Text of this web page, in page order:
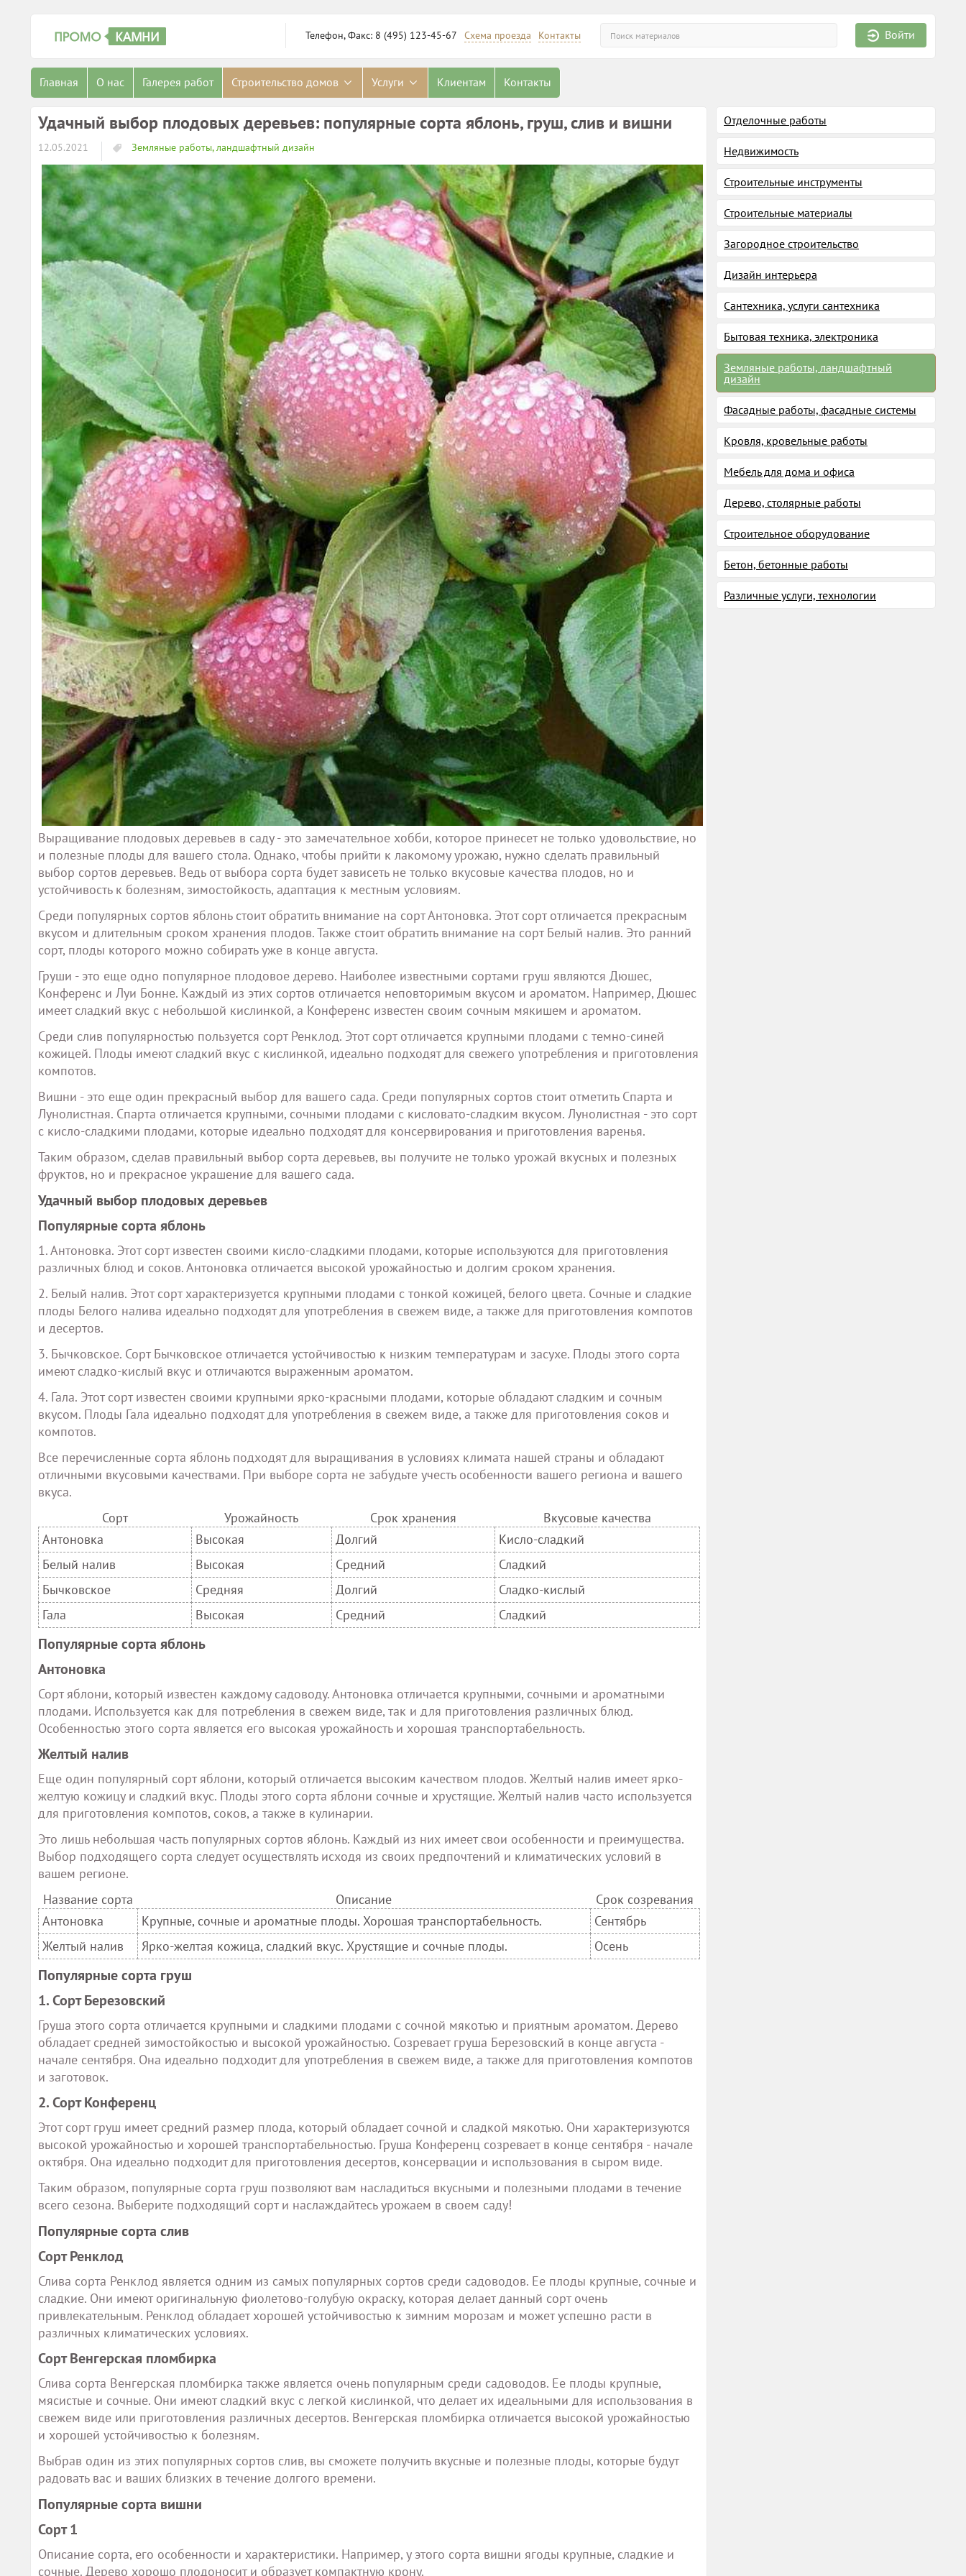
Войти
Телефон, Факс: 8 (495) 123-45-67 Схема проезда Контакты
Главная О нас Галерея работ Строительство домов Услуги Клиентам Контакты
Удачный выбор плодовых деревьев: популярные сорта яблонь, груш, слив и вишни
12.05.2021 Земляные работы, ландшафтный дизайн
Выращивание плодовых деревьев в саду - это замечательное хобби, которое принесет не только удовольствие, но
и полезные плоды для вашего стола. Однако, чтобы прийти к лакомому урожаю, нужно сделать правильный
выбор сортов деревьев. Ведь от выбора сорта будет зависеть не только вкусовые качества плодов, но и
устойчивость к болезням, зимостойкость, адаптация к местным условиям.
Среди популярных сортов яблонь стоит обратить внимание на сорт Антоновка. Этот сорт отличается прекрасным
вкусом и длительным сроком хранения плодов. Также стоит обратить внимание на сорт Белый налив. Это ранний
сорт, плоды которого можно собирать уже в конце августа.
Груши - это еще одно популярное плодовое дерево. Наиболее известными сортами груш являются Дюшес,
Конференс и Луи Бонне. Каждый из этих сортов отличается неповторимым вкусом и ароматом. Например, Дюшес
имеет сладкий вкус с небольшой кислинкой, а Конференс известен своим сочным мякишем и ароматом.
Среди слив популярностью пользуется сорт Ренклод. Этот сорт отличается крупными плодами с темно-синей
кожицей. Плоды имеют сладкий вкус с кислинкой, идеально подходят для свежего употребления и приготовления
компотов.
Вишни - это еще один прекрасный выбор для вашего сада. Среди популярных сортов стоит отметить Спарта и
Лунолистная. Спарта отличается крупными, сочными плодами с кисловато-сладким вкусом. Лунолистная - это сорт
с кисло-сладкими плодами, которые идеально подходят для консервирования и приготовления варенья.
Таким образом, сделав правильный выбор сорта деревьев, вы получите не только урожай вкусных и полезных
фруктов, но и прекрасное украшение для вашего сада.
Удачный выбор плодовых деревьев
Популярные сорта яблонь
1. Антоновка. Этот сорт известен своими кисло-сладкими плодами, которые используются для приготовления
различных блюд и соков. Антоновка отличается высокой урожайностью и долгим сроком хранения.
2. Белый налив. Этот сорт характеризуется крупными плодами с тонкой кожицей, белого цвета. Сочные и сладкие
плоды Белого налива идеально подходят для употребления в свежем виде, а также для приготовления компотов
и десертов.
3. Бычковское. Сорт Бычковское отличается устойчивостью к низким температурам и засухе. Плоды этого сорта
имеют сладко-кислый вкус и отличаются выраженным ароматом.
4. Гала. Этот сорт известен своими крупными ярко-красными плодами, которые обладают сладким и сочным
вкусом. Плоды Гала идеально подходят для употребления в свежем виде, а также для приготовления соков и
компотов.
Все перечисленные сорта яблонь подходят для выращивания в условиях климата нашей страны и обладают
отличными вкусовыми качествами. При выборе сорта не забудьте учесть особенности вашего региона и вашего
вкуса.
Сорт
Урожайность Срок хранения
Вкусовые качества
Антоновка
Высокая Долгий
Кисло-сладкий
Белый налив
Высокая Средний
Сладкий
Бычковское
Средняя Долгий
Сладко-кислый
Гала
Высокая Средний Сладкий
Популярные сорта яблонь
Антоновка
Сорт яблони, который известен каждому садоводу. Антоновка отличается крупными, сочными и ароматными
плодами. Используется как для потребления в свежем виде, так и для приготовления различных блюд.
Особенностью этого сорта является его высокая урожайность и хорошая транспортабельность.
Желтый налив
Еще один популярный сорт яблони, который отличается высоким качеством плодов. Желтый налив имеет ярко-
желтую кожицу и сладкий вкус. Плоды этого сорта яблони сочные и хрустящие. Желтый налив часто используется
для приготовления компотов, соков, а также в кулинарии.
Это лишь небольшая часть популярных сортов яблонь. Каждый из них имеет свои особенности и преимущества.
Выбор подходящего сорта следует осуществлять исходя из своих предпочтений и климатических условий в
вашем регионе.
Название сорта
Описание
Срок созревания
Антоновка
Крупные, сочные и ароматные плоды. Хорошая транспортабельность.
Сентябрь
Желтый налив
Ярко-желтая кожица, сладкий вкус. Хрустящие и сочные плоды. Осень
Популярные сорта груш
1. Сорт Березовский
Груша этого сорта отличается крупными и сладкими плодами с сочной мякотью и приятным ароматом. Дерево
обладает средней зимостойкостью и высокой урожайностью. Созревает груша Березовский в конце августа -
начале сентября. Она идеально подходит для употребления в свежем виде, а также для приготовления компотов
и заготовок.
2. Сорт Конференц
Этот сорт груш имеет средний размер плода, который обладает сочной и сладкой мякотью. Они характеризуются
высокой урожайностью и хорошей транспортабельностью. Груша Конференц созревает в конце сентября - начале
октября. Она идеально подходит для приготовления десертов, консервации и использования в сыром виде.
Таким образом, популярные сорта груш позволяют вам насладиться вкусными и полезными плодами в течение
всего сезона. Выберите подходящий сорт и наслаждайтесь урожаем в своем саду!
Популярные сорта слив
Сорт Ренклод
Слива сорта Ренклод является одним из самых популярных сортов среди садоводов. Ее плоды крупные, сочные и
сладкие. Они имеют оригинальную фиолетово-голубую окраску, которая делает данный сорт очень
привлекательным. Ренклод обладает хорошей устойчивостью к зимним морозам и может успешно расти в
различных климатических условиях.
Сорт Венгерская пломбирка
Слива сорта Венгерская пломбирка также является очень популярным среди садоводов. Ее плоды крупные,
мясистые и сочные. Они имеют сладкий вкус с легкой кислинкой, что делает их идеальными для использования в
свежем виде или приготовления различных десертов. Венгерская пломбирка отличается высокой урожайностью
и хорошей устойчивостью к болезням.
Выбрав один из этих популярных сортов слив, вы сможете получить вкусные и полезные плоды, которые будут
радовать вас и ваших близких в течение долгого времени.
Популярные сорта вишни
Сорт 1
Описание сорта, его особенности и характеристики. Например, у этого сорта вишни ягоды крупные, сладкие и
сочные. Дерево хорошо плодоносит и образует компактную крону.
Отделочные работы
Недвижимость
Строительные инструменты
Строительные материалы
Загородное строительство
Дизайн интерьера
Сантехника, услуги сантехника
Бытовая техника, электроника
Земляные работы, ландшафтный
дизайн
Фасадные работы, фасадные системы
Кровля, кровельные работы
Мебель для дома и офиса
Дерево, столярные работы
Строительное оборудование
Бетон, бетонные работы
Различные услуги, технологии